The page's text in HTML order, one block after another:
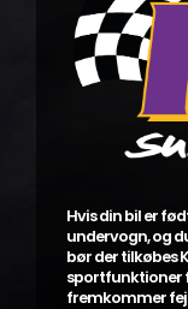
Hvis din bil er
undervogn, og
bør der tilkøbes
sportfunktioner
fremkommer